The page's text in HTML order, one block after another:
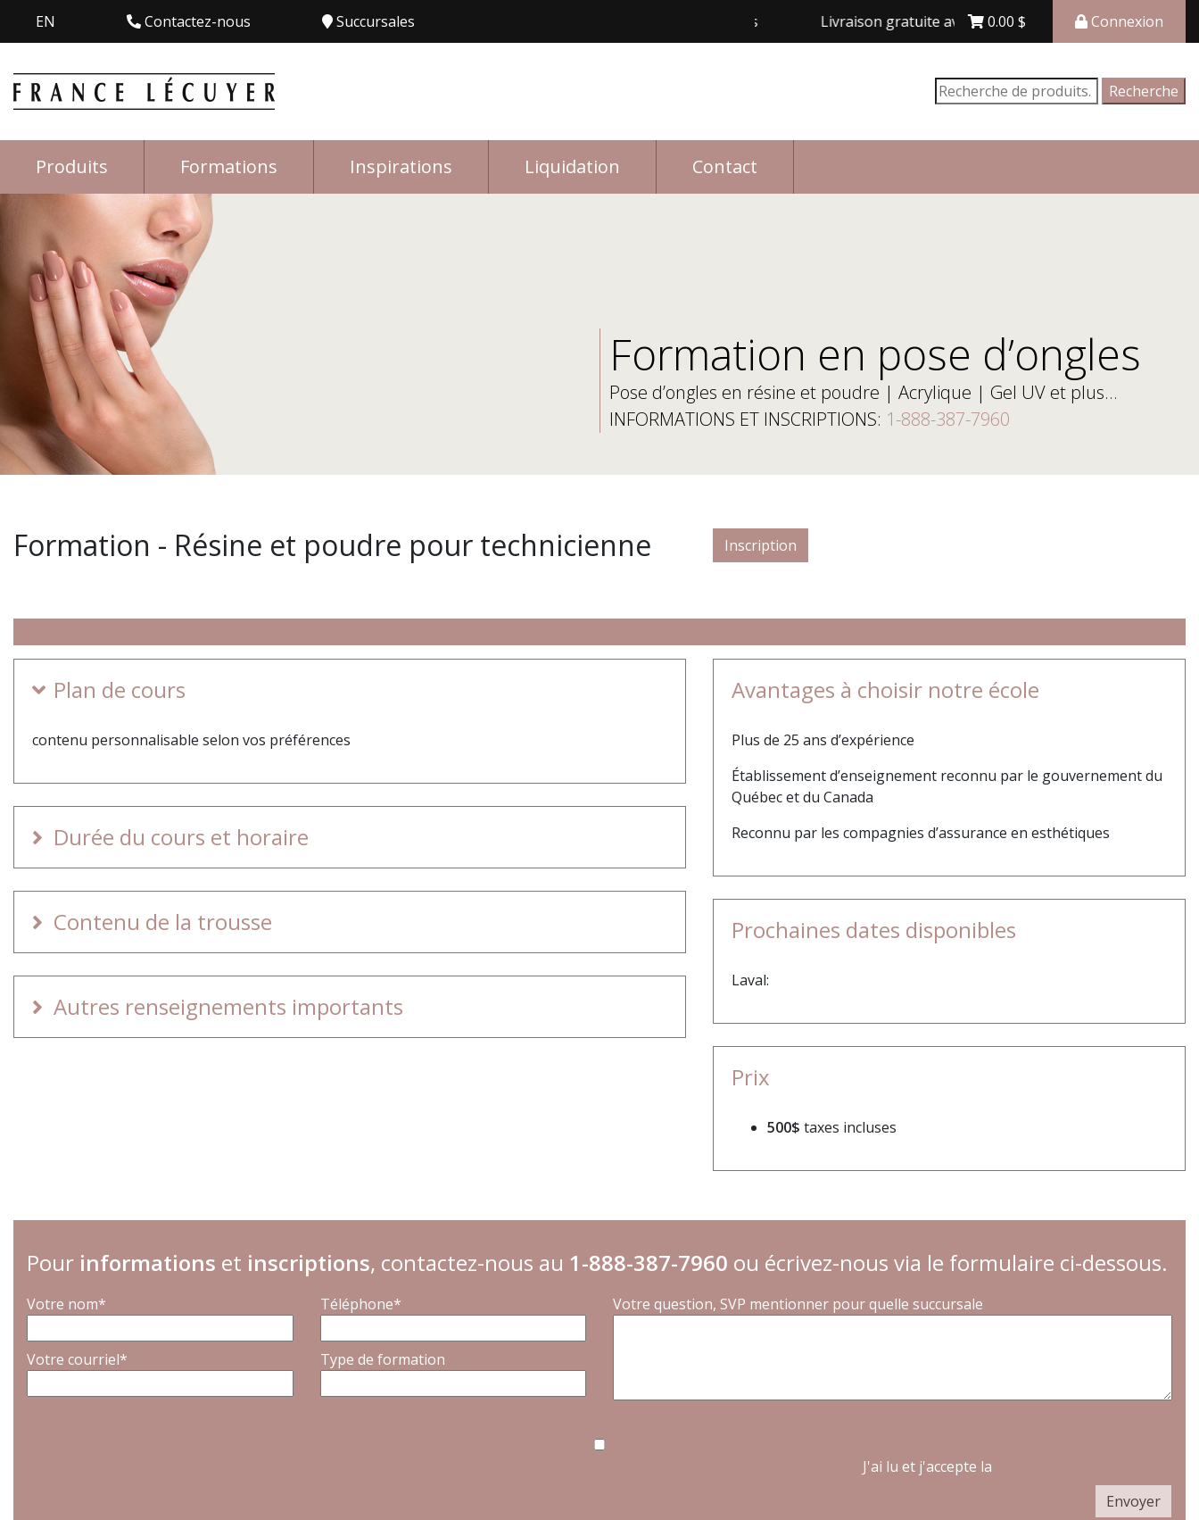
EN Contactez-nous Succursales Livraison gratuite avec achat de 150$ et plus
0.00 $ Connexion
Recherche
pour :
Recherche
Produits Formations Inspirations Liquidation Contact
Formation en pose d’ongles
Pose d’ongles en résine et poudre | Acrylique | Gel UV et plus…
INFORMATIONS ET INSCRIPTIONS: 1-888-387-7960
Formation - Résine et poudre pour technicienne Inscription
Plan de cours
contenu personnalisable selon vos préférences
Durée du cours et horaire
Contenu de la trousse
Autres renseignements importants
Avantages à choisir notre école
Plus de 25 ans d’expérience
Établissement d’enseignement reconnu par le gouvernement du
Québec et du Canada
Reconnu par les compagnies d’assurance en esthétiques
Prochaines dates disponibles
Laval:
Prix
500$ taxes incluses
Pour informations et inscriptions, contactez-nous au 1-888-387-7960 ou écrivez-nous via le formulaire ci-dessous.
Votre nom* Téléphone*
Votre courriel* Type de formation
Votre question, SVP mentionner pour quelle succursale
J'ai lu et j'accepte la